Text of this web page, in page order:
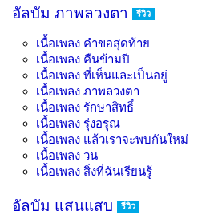
อัลบัม ภาพลวงตา รีวิว
เนื้อเพลง คำขอสุดท้าย
เนื้อเพลง คืนข้ามปี
เนื้อเพลง ที่เห็นและเป็นอยู่
เนื้อเพลง ภาพลวงตา
เนื้อเพลง รักษาสิทธิ์
เนื้อเพลง รุ่งอรุณ
เนื้อเพลง แล้วเราจะพบกันใหม่
เนื้อเพลง วน
เนื้อเพลง สิ่งที่ฉันเรียนรู้
อัลบัม แสนแสบ รีวิว